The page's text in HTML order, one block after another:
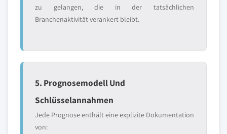
zu gelangen, die in der tatsächlichen
Branchenaktivität verankert bleibt.
5. Prognosemodell Und
Schlüsselannahmen
Jede Prognose enthält eine explizite Dokumentation
von: